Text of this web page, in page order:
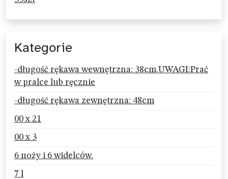
Kategorie
-długość rękawa wewnętrzna: 38cm.UWAGI:Prać
w pralce lub ręcznie
-długość rękawa zewnętrzna: 48cm
00 x 21
00 x 3
6 noży i 6 widelców.
7 l